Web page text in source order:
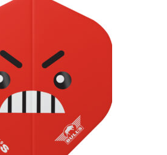
optie
gekozen